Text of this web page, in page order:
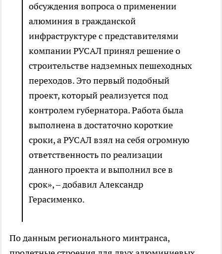
обсуждения вопроса о применении
алюминия в гражданской
инфраструктуре с представителями
компании РУСАЛ принял решение о
строительстве надземных пешеходных
переходов. Это первый подобный
проект, который реализуется под
контролем губернатора. Работа была
выполнена в достаточно короткие
сроки, а РУСАЛ взял на себя огромную
ответственность по реализации
данного проекта и выполнил все в
срок», – добавил Александр
Герасименко.
По данным регионального минтранса,